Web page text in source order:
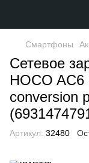
Смартфоны
Сетевое
HOCO AC6
conversion
Артикул: 32480